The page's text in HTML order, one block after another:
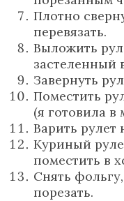
Плотно
перевязать.
Выложить
застеленный
Завернуть
Поместить
(я готовила в
Варить рулет
Куриный
поместить в
Снять
порезать.